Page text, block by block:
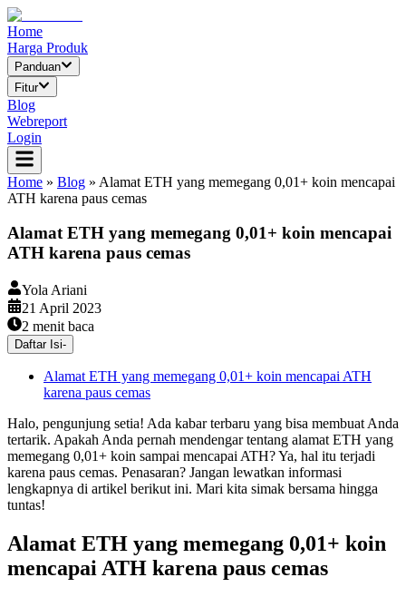
Home
Harga Produk
Panduan
Fitur
Blog
Webreport
Login
Home » Blog » Alamat ETH yang memegang 0,01+ koin mencapai
ATH karena paus cemas
Alamat ETH yang memegang 0,01+ koin mencapai
ATH karena paus cemas
Yola Ariani
21 April 2023
2 menit baca
Daftar Isi-
Alamat ETH yang memegang 0,01+ koin mencapai ATH
karena paus cemas
Halo, pengunjung setia! Ada kabar terbaru yang bisa membuat Anda
tertarik. Apakah Anda pernah mendengar tentang alamat ETH yang
memegang 0,01+ koin sampai mencapai ATH? Ya, hal itu terjadi
karena paus cemas. Penasaran? Jangan lewatkan informasi
lengkapnya di artikel berikut ini. Mari kita simak bersama hingga
tuntas!
Alamat ETH yang memegang 0,01+ koin
mencapai ATH karena paus cemas